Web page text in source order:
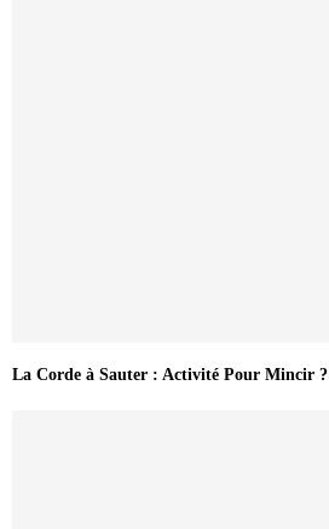
La Corde à Sauter : Activité Pour Mincir ?